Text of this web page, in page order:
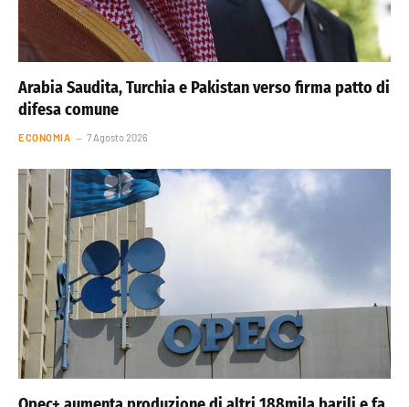
Arabia Saudita, Turchia e Pakistan verso firma patto di
difesa comune
ECONOMIA 7 Agosto 2026